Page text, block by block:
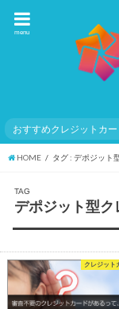
menu
おすすめクレジットカー
HOME タグ : デポジット
TAG
デポジット型
クレジット